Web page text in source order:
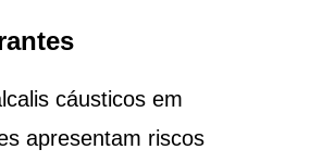
cáusticos em
apresentam riscos